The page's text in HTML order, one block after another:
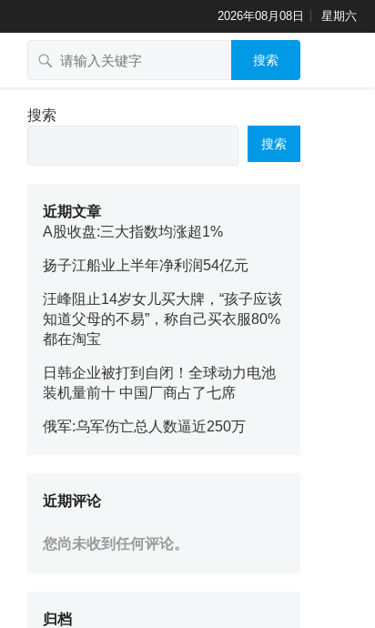
2026年08月08日 星期六
搜索
搜索
搜索
近期文章
A股收盘:三大指数均涨超1%
扬子江船业上半年净利润54亿元
汪峰阻止14岁女儿买大牌，“孩子应该
知道父母的不易”，称自己买衣服80%
都在淘宝
日韩企业被打到自闭！全球动力电池
装机量前十 中国厂商占了七席
俄军:乌军伤亡总人数逼近250万
近期评论
您尚未收到任何评论。
归档